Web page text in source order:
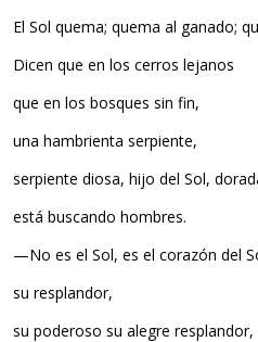
El Sol quema; quema al ganado;
Dicen que en los cerros lejanos
que en los bosques sin fin,
una hambrienta serpiente,
serpiente diosa, hijo del Sol,
está buscando hombres.
—No es el Sol, es el corazón del
su resplandor,
su poderoso su alegre resplandor,